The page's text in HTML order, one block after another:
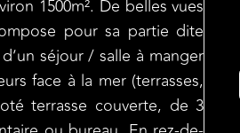
1500m². De belles vues
pour sa partie dite
séjour / salle à manger
face à la mer (terrasses,
terrasse couverte, de 3